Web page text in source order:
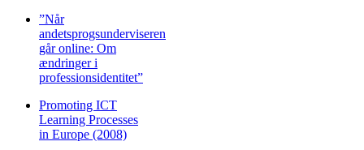
”Når
andetsprogsunderviseren
går online: Om
ændringer i
professionsidentitet”
Promoting ICT
Learning Processes
in Europe (2008)